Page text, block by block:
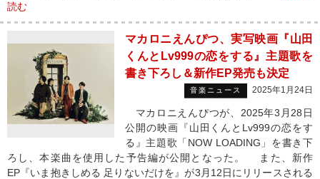
読む
マカロニえんぴつ、実写映画『山田
くんとLv999の恋をする』主題歌を
書き下ろし＆新作EP発売も決定
音楽ニュース 2025年1月24日
マカロニえんぴつが、2025年3月28日
公開の映画『山田くんとLv999の恋をす
る』主題歌「NOW LOADING」を書き下
ろし、本楽曲を使用した予告編が公開となった。 また、新作
EP『いま抱きしめる 足りないだけを』が3月12日にリリースされる